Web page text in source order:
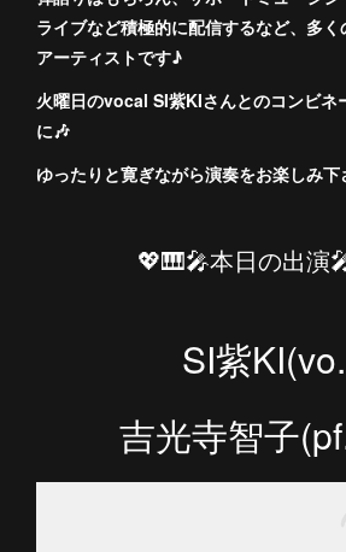
ライブなど積極的に配信するなど、多
アーティストです♪
火曜日のvocal SI紫KIさんとのコンビネ
に🎶
ゆったりと寛ぎながら演奏をお楽しみ下
💖🎹🎤本日の出演
SI紫
吉光寺智子